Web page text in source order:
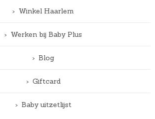
Winkel Haarlem
Werken bij Baby Plus
Blog
Giftcard
Baby uitzetlijst